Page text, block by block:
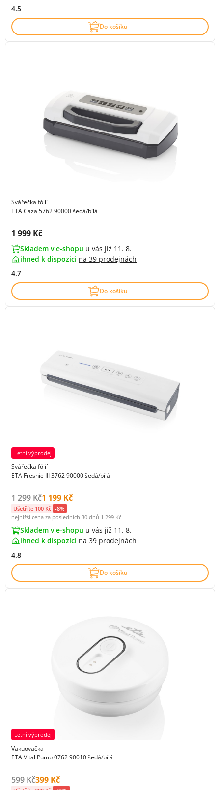
4.5
Do košíku
Svářečka fólií
ETA Caza 5762 90000 šedá/bílá
Cena s DPH:
1 999 Kč
Skladem v e-shopu u vás již 11. 8.
ihned k dispozici na 39 prodejnách
4.7
Do košíku
Letní výprodej
Svářečka fólií
ETA Freshie III 3762 90000 šedá/bílá
Původní cena s DPH:
1 299 KčCena s DPH:
1 199 Kč
Ušetříte 100 Kč -8%
nejnižší cena za posledních 30 dnů 1 299 Kč
Skladem v e-shopu u vás již 11. 8.
ihned k dispozici na 39 prodejnách
4.8
Do košíku
Letní výprodej
Vakuovačka
ETA Vital Pump 0762 90010 šedá/bílá
Původní cena s DPH:
599 KčCena s DPH:
399 Kč